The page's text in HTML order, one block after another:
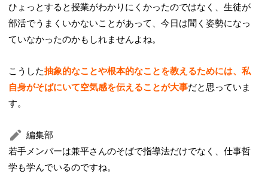
ひょっとすると授業がわかりにくかったのではなく、生徒が
部活でうまくいかないことがあって、今日は聞く姿勢になっ
ていなかったのかもしれませんよね。
こうした抽象的なことや根本的なことを教えるためには、私
自身がそばにいて空気感を伝えることが大事だと思っていま
す。
編集部
若手メンバーは兼平さんのそばで指導法だけでなく、仕事哲
学も学んでいるのですね。